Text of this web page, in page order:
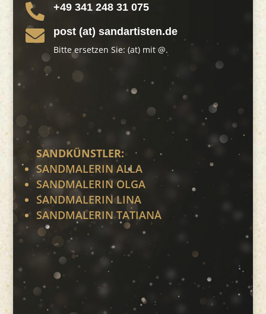
 +49 341 248 31 075
 post (at) sandartisten.de
Bitte ersetzen Sie: (at) mit @.
SANDKÜNSTLER:
SANDMALERIN ALLA
SANDMALERIN OLGA
SANDMALERIN LINA
SANDMALERIN TATIANA